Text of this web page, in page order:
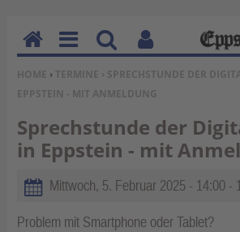
SIE BEFINDEN SICH HIER:
HOME › TERMINE › SPRECHSTUNDE DER
EPPSTEIN - MIT ANMELDUNG
Sprechstunde der
in Eppstein - mit
Mittwoch, 5. Februar 2025 - 14:00 -
Problem mit Smartphone oder Tablet?
H
o
m
e
M
en
u
Su
ch
en
Be
nu
tz
erf
un
kti
on